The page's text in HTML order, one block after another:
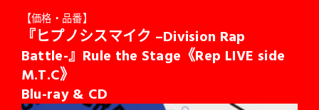
【価格・品番】
『ヒプノシスマイク –Division Rap
Battle-』Rule the Stage《Rep LIVE side
M.T.C》
Blu-ray & CD